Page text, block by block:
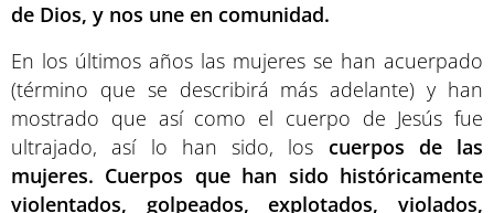
de Dios, y nos une en comunidad.
En los últimos años las mujeres se han acuerpado
(término que se describirá más adelante) y han
mostrado que así como el cuerpo de Jesús fue
ultrajado, así lo han sido, los cuerpos de las
mujeres. Cuerpos que han sido históricamente
violentados, golpeados, explotados, violados,